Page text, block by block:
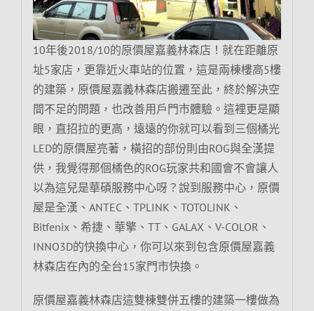
10年後2018/10的原價屋嘉義林森店！就在距離原
址5家店，更靠近火車站的位置，這是兩棟樓高5樓
的建築，原價屋嘉義林森店搬遷至此，終於解決空
間不足的問題，也改善用戶門市體驗。這裡更是顯
眼，直招拉的更高，遠遠的你就可以看到三個橘光
LED的原價屋亮著，橫招的部份則由ROG與全漢提
供，我覺得那個橘色的ROG玩家共和國會不會讓人
以為這兒是華碩服務中心呀？說到服務中心，原價
屋是全漢、ANTEC、TPLINK、TOTOLINK、
Bitfenix、希捷、華擎、TT、GALAX、V-COLOR、
INNO3D的快換中心，你可以來到包含原價屋嘉義
林森店在內的全台15家門市快換。
原價屋嘉義林森店這雙棟雙併五樓的建築一樓做為